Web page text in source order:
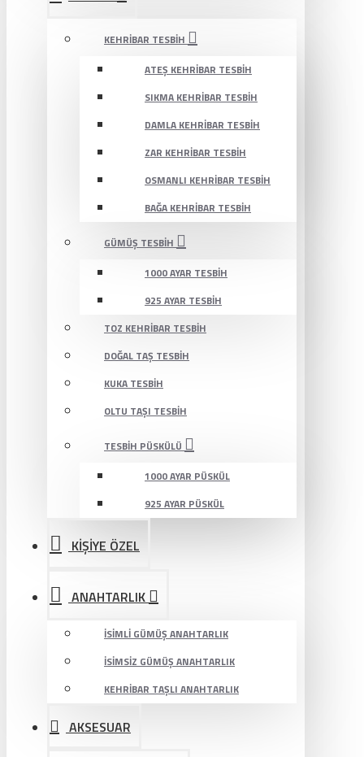
KEHRIBAR TESBIH
ATEŞ KEHRIBAR TESBIH
SIKMA KEHRIBAR TESBIH
DAMLA KEHRIBAR TESBIH
ZAR KEHRIBAR TESBIH
OSMANLI KEHRIBAR TESBIH
BAĞA KEHRIBAR TESBIH
GÜMÜŞ TESBIH
1000 AYAR TESBIH
925 AYAR TESBIH
TOZ KEHRIBAR TESBIH
DOĞAL TAŞ TESBIH
KUKA TESBIH
OLTU TAŞI TESBIH
TESBIH PÜSKÜLÜ
1000 AYAR PÜSKÜL
925 AYAR PÜSKÜL
KİŞİYE ÖZEL
ANAHTARLIK
İSIMLI GÜMÜŞ ANAHTARLIK
İSIMSIZ GÜMÜŞ ANAHTARLIK
KEHRIBAR TAŞLI ANAHTARLIK
AKSESUAR